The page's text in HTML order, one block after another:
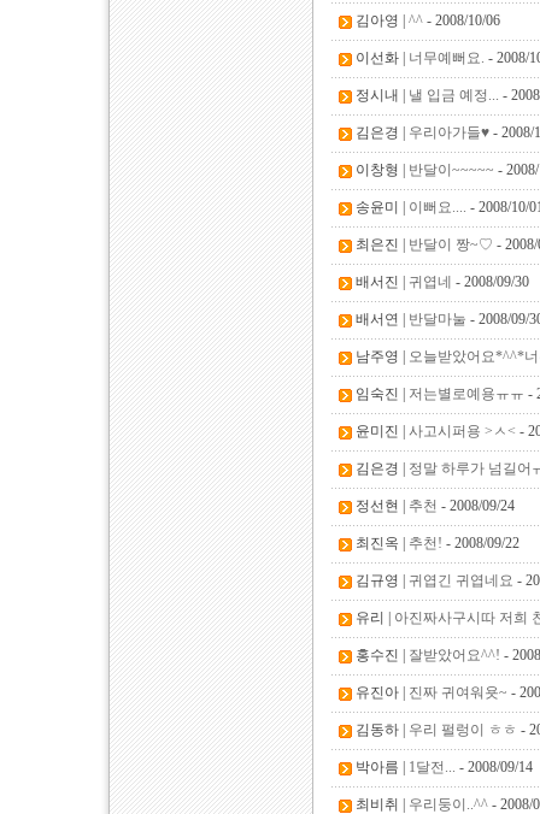
김아영 | ^^ - 2008/10/06
이선화 | 너무예뻐요. - 2008/
정시내 | 낼 입금 예정... -
김은경 | 우리아가들♥ - 2008/
이창형 | 반달이~~~~~ -
송윤미 | 이뻐요.... - 2008/10/
최은진 | 반달이 짱~♡ -
배서진 | 귀엽네 - 2008/09/30
배서연 | 반달마눌 - 2008/09/
남주영 | 오늘받았어요*^^*
임숙진 | 저는별로예용ㅠㅠ -
윤미진 | 사고시퍼용 >ㅅ< -
김은경 | 정말 하루가 넘길어
정선현 | 추천 - 2008/09/24
최진옥 | 추천! - 2008/09/22
김규영 | 귀엽긴 귀엽네요 -
유리 | 아진짜사구시따 저희
홍수진 | 잘받았어요^^! -
유진아 | 진짜 귀여워욧~ -
김동하 | 우리 펄렁이 ㅎㅎ -
박아름 | 1달전... - 2008/09/14
최비취 | 우리둥이..^^ - 2008/